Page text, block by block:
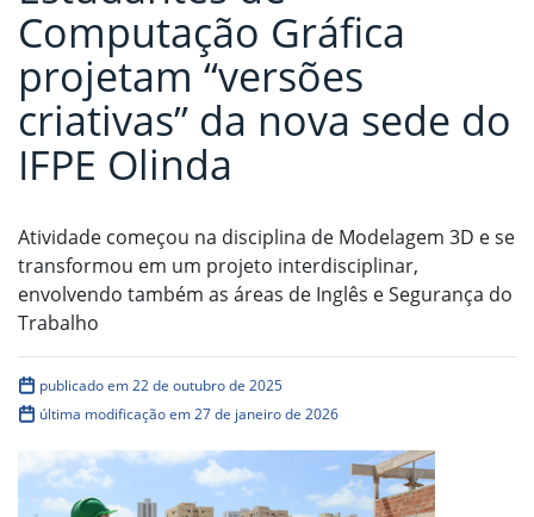
Computação Gráfica
projetam “versões
criativas” da nova sede do
IFPE Olinda
Atividade começou na disciplina de Modelagem 3D e se
transformou em um projeto interdisciplinar,
envolvendo também as áreas de Inglês e Segurança do
Trabalho
publicado em 22 de outubro de 2025
última modificação em 27 de janeiro de 2026